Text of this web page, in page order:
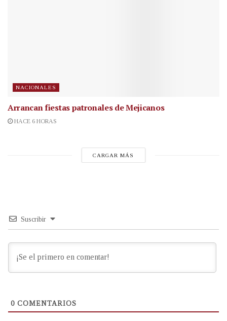
NACIONALES
Arrancan fiestas patronales de Mejicanos
HACE 6 HORAS
CARGAR MÁS
Suscribir
0 COMENTARIOS